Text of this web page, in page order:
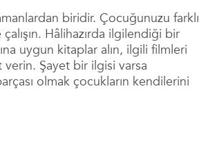
biridir. Çocuğunuzu farklı
Hâlihazırda ilgilendiği bir
uygun kitaplar alın, ilgili filmleri
verin. Şayet bir ilgisi varsa
olmak çocukların kendilerini